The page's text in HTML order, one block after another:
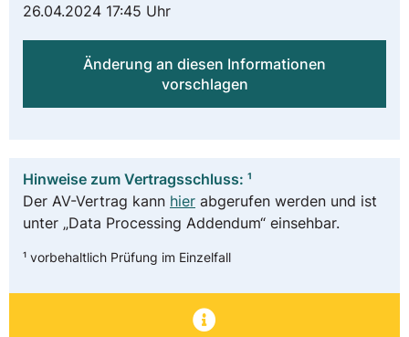
26.04.2024 17:45 Uhr
Änderung an diesen Informationen
vorschlagen
Hinweise zum Vertragsschluss: ¹
Der AV-Vertrag kann hier abgerufen werden und ist
unter „Data Processing Addendum“ einsehbar.
¹ vorbehaltlich Prüfung im Einzelfall